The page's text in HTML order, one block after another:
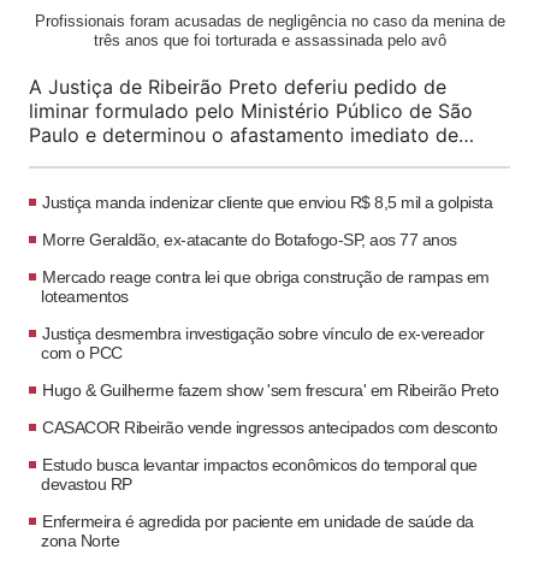
Profissionais foram acusadas de negligência no caso da menina de
três anos que foi torturada e assassinada pelo avô
A Justiça de Ribeirão Preto deferiu pedido de
liminar formulado pelo Ministério Público de São
Paulo e determinou o afastamento imediato de
nesta quarta-feira (5/8), atende a requerimento
feito em ação civil pública pelo promotor de
Justiça manda indenizar cliente que enviou R$ 8,5 mil a golpista
Morre Geraldão, ex-atacante do Botafogo-SP, aos 77 anos
Mercado reage contra lei que obriga construção de rampas em
loteamentos
Justiça desmembra investigação sobre vínculo de ex-vereador
com o PCC
Hugo & Guilherme fazem show 'sem frescura' em Ribeirão Preto
CASACOR Ribeirão vende ingressos antecipados com desconto
Estudo busca levantar impactos econômicos do temporal que
devastou RP
Enfermeira é agredida por paciente em unidade de saúde da
zona Norte